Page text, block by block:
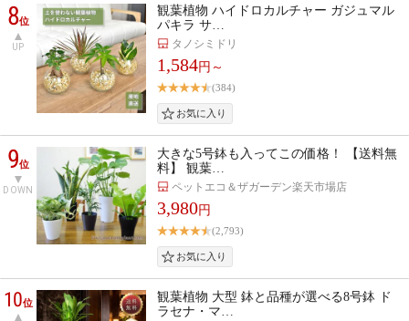
8位
UP
観葉植物 ハイドロカルチャー ガジュマル
パキラ サ…
タノシミドリ
1,584円～
(384)
9位
DOWN
大きな5号鉢も入ってこの価格！ 【送料無
料】 観葉…
ペットエコ＆ザガーデン楽天市場店
3,980円
(2,793)
10位
観葉植物 大型 鉢と品種が選べる8号鉢 ド
ラセナ・マ…